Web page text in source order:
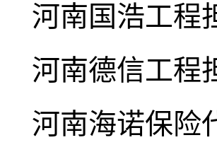
河南国浩工程
河南德信工程
河南海诺保险